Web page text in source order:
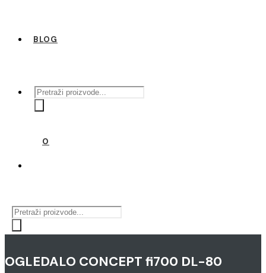
BLOG
Products
search
0
Products
search
OGLEDALO CONCEPT fi700 DL-80